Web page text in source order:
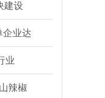
建设
企业达
业
辣椒